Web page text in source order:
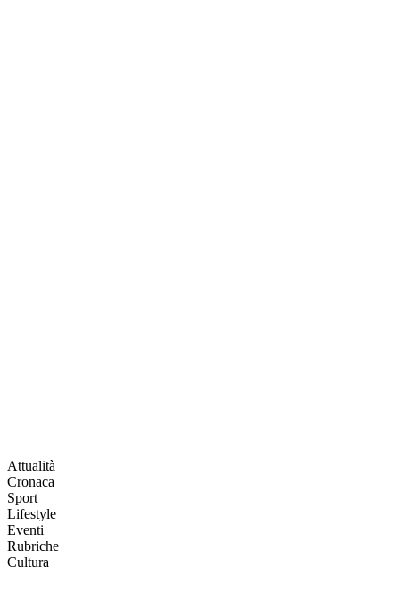
Attualità
Cronaca
Sport
Lifestyle
Eventi
Rubriche
Cultura